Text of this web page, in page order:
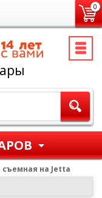
0
съемная на Jetta